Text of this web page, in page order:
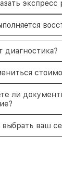
экспресс
диагностика?
ли
ваш